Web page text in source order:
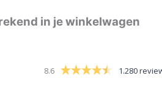
in je winkelwagen
8.6 1.280